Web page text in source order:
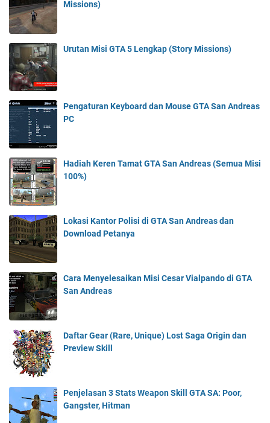
Missions)
Urutan Misi GTA 5 Lengkap (Story Missions)
Pengaturan Keyboard dan Mouse GTA San Andreas
PC
Hadiah Keren Tamat GTA San Andreas (Semua Misi
100%)
Lokasi Kantor Polisi di GTA San Andreas dan
Download Petanya
Cara Menyelesaikan Misi Cesar Vialpando di GTA
San Andreas
Daftar Gear (Rare, Unique) Lost Saga Origin dan
Preview Skill
Penjelasan 3 Stats Weapon Skill GTA SA: Poor,
Gangster, Hitman